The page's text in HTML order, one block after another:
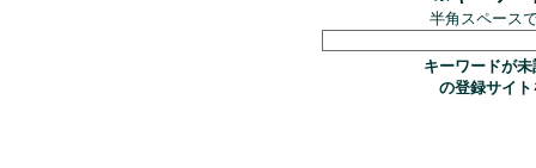
半角スペース
キーワードが
の登録サイ